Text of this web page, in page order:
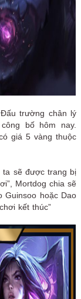
trường chân lý
bố hôm nay.
giá 5 vàng thuộc
ta sẽ được trang bị
Mortdog chia sẽ
Guinsoo hoặc Dao
kết thúc”